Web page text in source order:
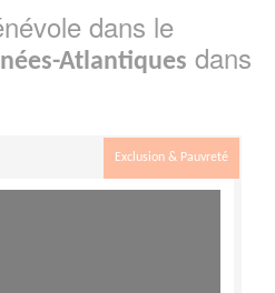
dans le
Atlantiques dans
Exclusion & Pauvreté